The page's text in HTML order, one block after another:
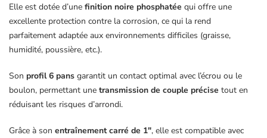
Elle est dotée d’une finition noire phosphatée qui offre une
excellente protection contre la corrosion, ce qui la rend
parfaitement adaptée aux environnements difficiles (graisse,
humidité, poussière, etc.).
Son profil 6 pans garantit un contact optimal avec l’écrou ou le
boulon, permettant une transmission de couple précise tout en
réduisant les risques d’arrondi.
Grâce à son entraînement carré de 1″, elle est compatible avec